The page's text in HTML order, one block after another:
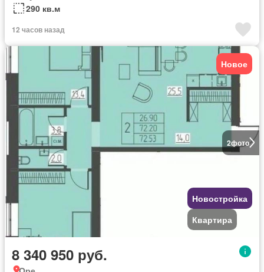
290 кв.м
12 часов назад
2фото
Новое
Новостройка
Квартира
8 340 950 руб.